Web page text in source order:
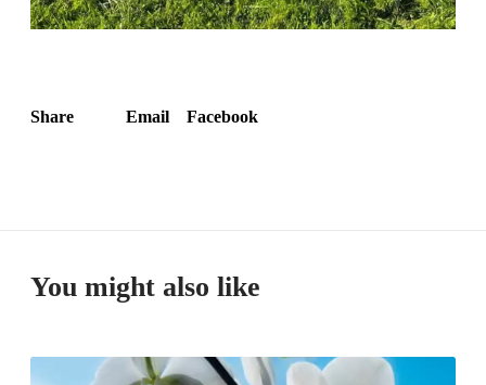
Share Email Facebook
You might also like